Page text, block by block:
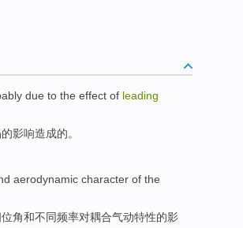
due to the effect of leading
的影响造成的。
aerodynamic character of the
位角和不同频率对耦合气动特性的影